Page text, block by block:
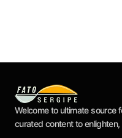
Welcome to ultimate source
curated content to